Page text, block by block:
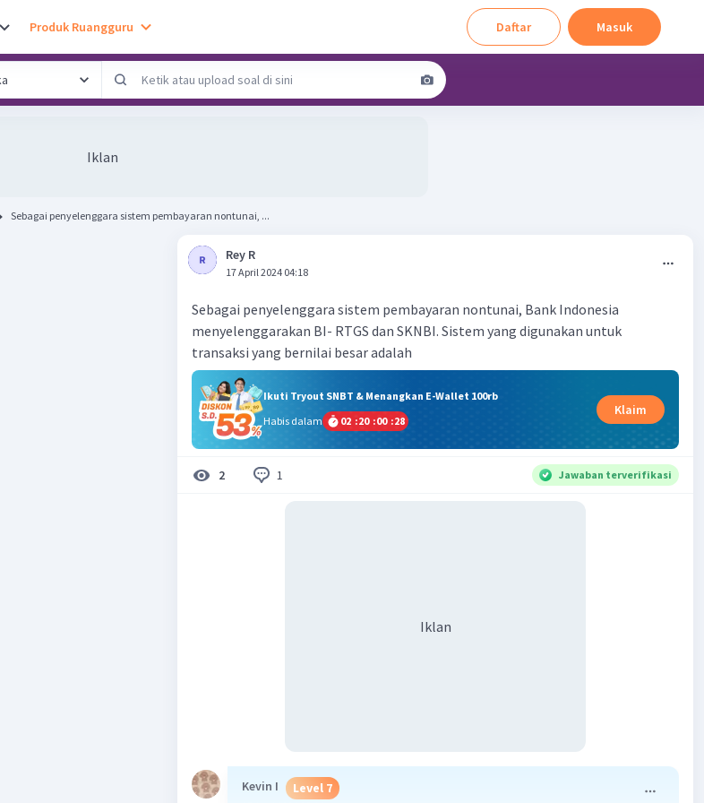
Produk Ruangguru Daftar Masuk
Iklan
Sebagai penyelenggara sistem pembayaran nontunai, ...
Rey R
17 April 2024 04:18
Sebagai penyelenggara sistem pembayaran nontunai, Bank Indonesia
menyelenggarakan BI- RTGS dan SKNBI. Sistem yang digunakan untuk
transaksi yang bernilai besar adalah
Ikuti Tryout SNBT & Menangkan E-Wallet 100rb
Habis dalam
02 :20 :00 :27
Klaim
2 1 Jawaban terverifikasi
Iklan
Kevin I Level 7